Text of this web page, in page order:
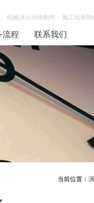
机械演示动画制作、施工动画
流程 联系我们
当前位置：